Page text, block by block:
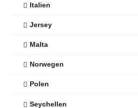
Italien
Jersey
Malta
Norwegen
Polen
Seychellen